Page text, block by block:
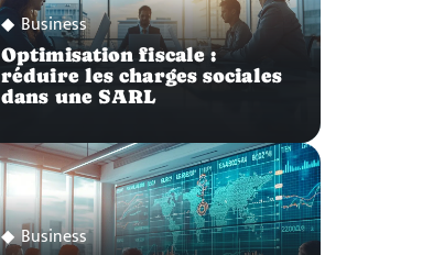
Business
Optimisation fiscale :
réduire les charges sociales
dans une SARL
Business